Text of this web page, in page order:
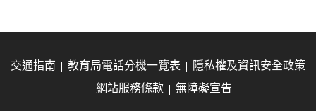
交通指南 教育局電話分機一覽表
隱私權及資訊安全政策
網站服務條款
無障礙宣告